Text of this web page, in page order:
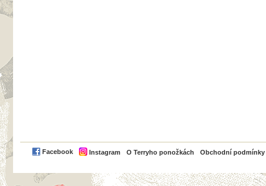
Facebook Instagram O Terryho ponožkách Obchodní podmínky
PayPal